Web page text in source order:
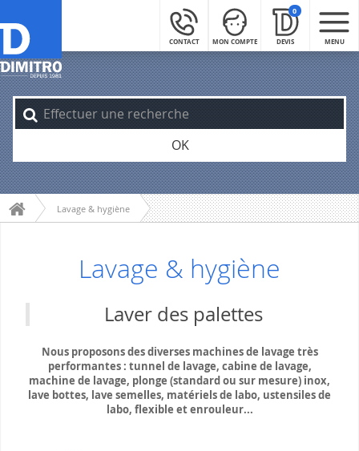
CONTACT MON COMPTE DEVIS
0
MENU
OK
Lavage & hygiène
Lavage & hygiène
Laver des palettes
Nous proposons des diverses machines de lavage très
performantes : tunnel de lavage, cabine de lavage,
machine de lavage, plonge (standard ou sur mesure) inox,
lave bottes, lave semelles, matériels de labo, ustensiles de
labo, flexible et enrouleur...